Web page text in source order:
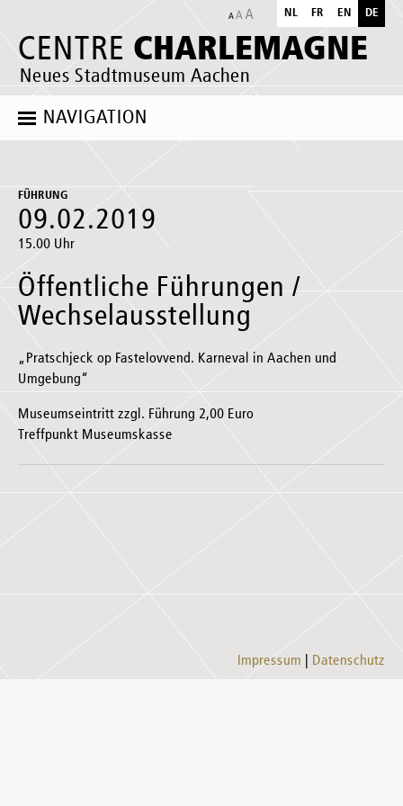
CENTRE CHARLEMAGNE
Neues Stadtmuseum Aachen
NL FR EN DE
NAVIGATION
FÜHRUNG
09.02.2019
15.00 Uhr
Öffentliche Führungen /
Wechselausstellung
„Pratschjeck op Fastelovvend. Karneval in Aachen und
Umgebung“
Museumseintritt zzgl. Führung 2,00 Euro
Treffpunkt Museumskasse
Impressum Datenschutz